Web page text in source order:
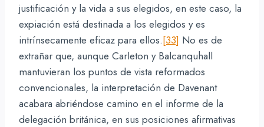
justificación y la vida a sus elegidos, en este caso, la
expiación está destinada a los elegidos y es
intrínsecamente eficaz para ellos.[33] No es de
extrañar que, aunque Carleton y Balcanquhall
mantuvieran los puntos de vista reformados
convencionales, la interpretación de Davenant
acabara abriéndose camino en el informe de la
delegación británica, en sus posiciones afirmativas